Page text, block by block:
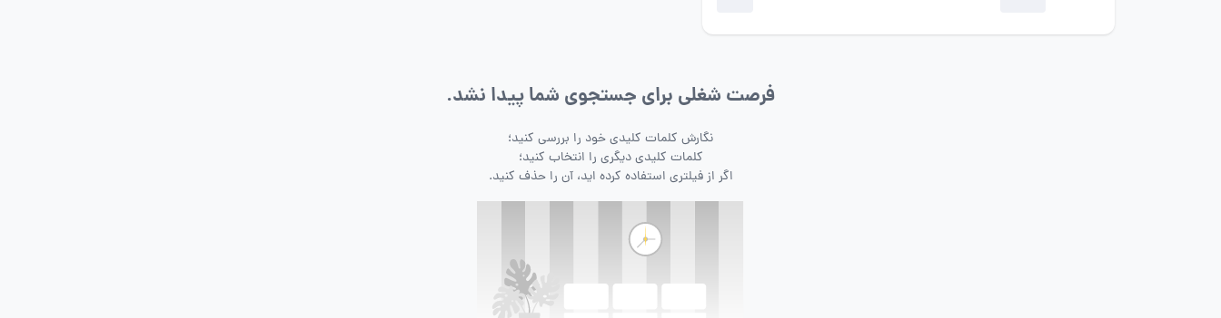
فرصت شغلی برای جستجوی شما پیدا نشد.
نگارش کلمات کلیدی خود را بررسی کنید؛
کلمات کلیدی دیگری را انتخاب کنید؛
اگر از فیلتری استفاده کرده اید، آن را حذف کنید.